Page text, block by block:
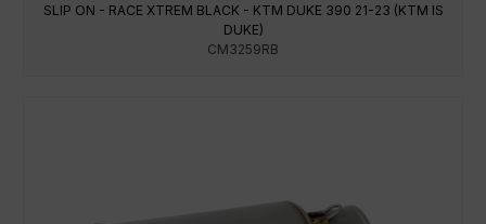
SLIP ON - RACE XTREM BLACK - KTM DUKE 390 21-23 (KTM IS
DUKE)
CM3259RB